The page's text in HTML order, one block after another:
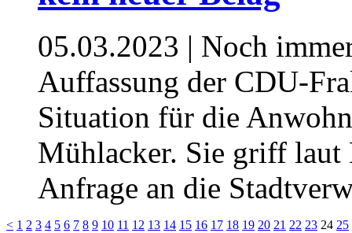
05.03.2023 | Noch
Auffassung der CDU-
Situation für die
Mühlacker. Sie griff laut
Anfrage an die
< 1 2 3 4 5 6 7 8 9 10 11 12 13 14 15 16 17 18 19 20 21 22 23 24 25